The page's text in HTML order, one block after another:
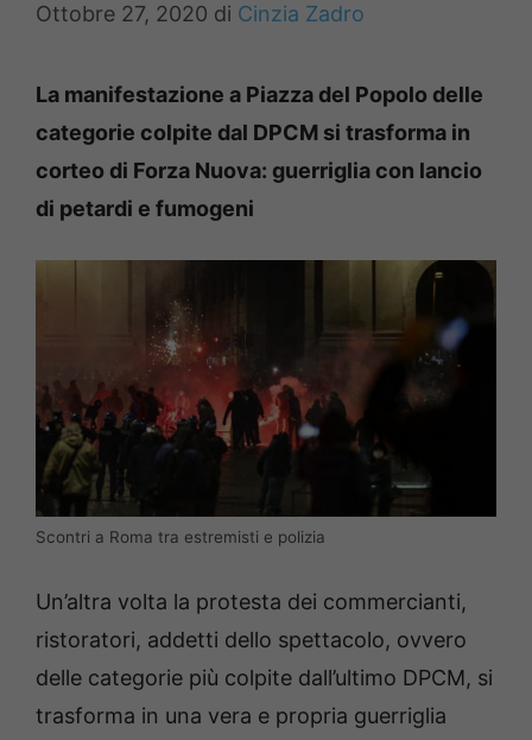
Ottobre 27, 2020 di Cinzia Zadro
La manifestazione a Piazza del Popolo delle
categorie colpite dal DPCM si trasforma in
corteo di Forza Nuova: guerriglia con lancio
di petardi e fumogeni
Scontri a Roma tra estremisti e polizia
Un’altra volta la protesta dei commercianti,
ristoratori, addetti dello spettacolo, ovvero
delle categorie più colpite dall’ultimo DPCM, si
trasforma in una vera e propria guerriglia